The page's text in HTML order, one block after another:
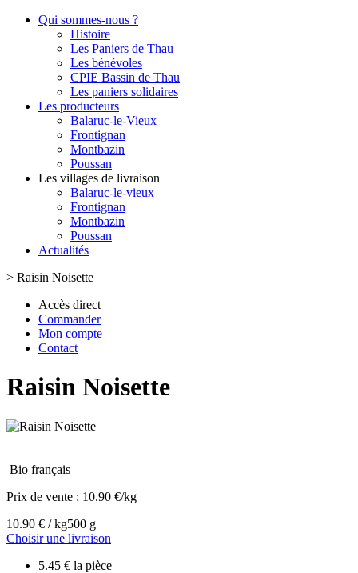
Qui sommes-nous ?
Histoire
Les Paniers de Thau
Les bénévoles
CPIE Bassin de Thau
Les paniers solidaires
Les producteurs
Balaruc-le-Vieux
Frontignan
Montbazin
Poussan
Les villages de livraison
Balaruc-le-vieux
Frontignan
Montbazin
Poussan
Actualités
> Raisin Noisette
Accès direct
Commander
Mon compte
Contact
Raisin Noisette
Bio français
Prix de vente : 10.90 €/kg
10.90 € / kg500 g
Choisir une livraison
5.45 € la pièce